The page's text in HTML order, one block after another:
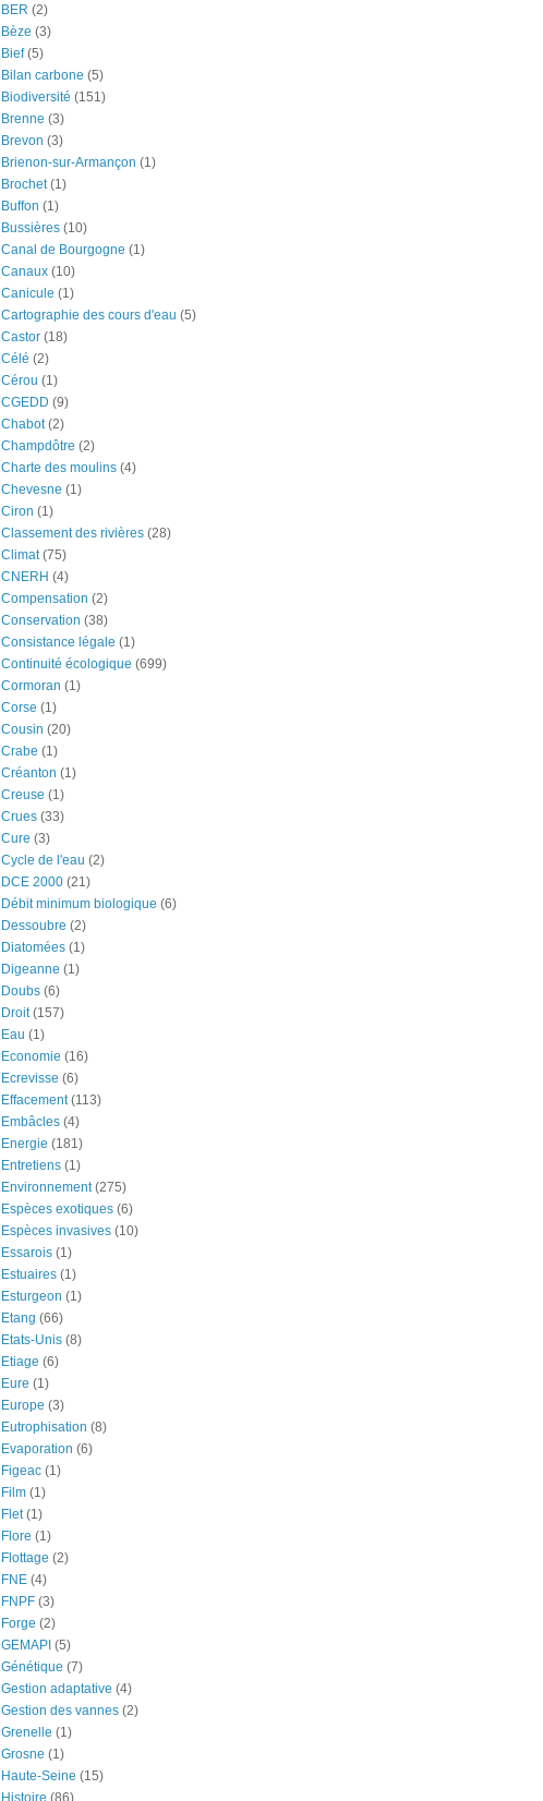
BER (2)
Bèze (3)
Bief (5)
Bilan carbone (5)
Biodiversité (151)
Brenne (3)
Brevon (3)
Brienon-sur-Armançon (1)
Brochet (1)
Buffon (1)
Bussières (10)
Canal de Bourgogne (1)
Canaux (10)
Canicule (1)
Cartographie des cours d'eau (5)
Castor (18)
Célé (2)
Cérou (1)
CGEDD (9)
Chabot (2)
Champdôtre (2)
Charte des moulins (4)
Chevesne (1)
Ciron (1)
Classement des rivières (28)
Climat (75)
CNERH (4)
Compensation (2)
Conservation (38)
Consistance légale (1)
Continuité écologique (699)
Cormoran (1)
Corse (1)
Cousin (20)
Crabe (1)
Créanton (1)
Creuse (1)
Crues (33)
Cure (3)
Cycle de l'eau (2)
DCE 2000 (21)
Débit minimum biologique (6)
Dessoubre (2)
Diatomées (1)
Digeanne (1)
Doubs (6)
Droit (157)
Eau (1)
Economie (16)
Ecrevisse (6)
Effacement (113)
Embâcles (4)
Energie (181)
Entretiens (1)
Environnement (275)
Espèces exotiques (6)
Espèces invasives (10)
Essarois (1)
Estuaires (1)
Esturgeon (1)
Etang (66)
Etats-Unis (8)
Etiage (6)
Eure (1)
Europe (3)
Eutrophisation (8)
Evaporation (6)
Figeac (1)
Film (1)
Flet (1)
Flore (1)
Flottage (2)
FNE (4)
FNPF (3)
Forge (2)
GEMAPI (5)
Génétique (7)
Gestion adaptative (4)
Gestion des vannes (2)
Grenelle (1)
Grosne (1)
Haute-Seine (15)
Histoire (86)